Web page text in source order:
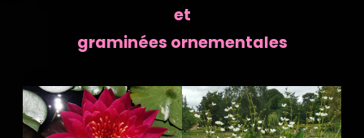
et
graminées ornementales
Previous Next